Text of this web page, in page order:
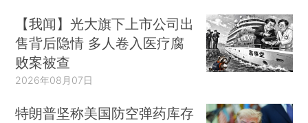
【我闻】光大旗下上市公司出
售背后隐情 多人卷入医疗腐
败案被查
2026年08月07日
特朗普坚称美国防空弹药库存